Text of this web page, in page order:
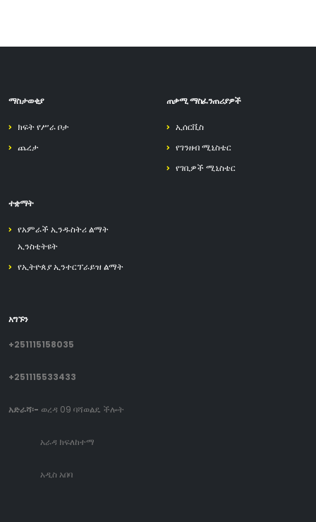
ማስታወቂያ
ክፍት የሥራ ቦታ
ጨረታ
ጠቃሚ ማስፈንጠሪያዎች
ኢሰርቪስ
የገንዘብ ሚኒስቴር
የገቢዎች ሚኒስቴር
ተቋማት
የአምራች ኢንዱስትሪ ልማት
ኢንስቲትዩት
የኢትዮጰያ ኢንተርፕራይዝ ልማት
አግኙን
+251115158035
+251115533433
አድራሻ፡- ወረዳ 09 ባሻወልዴ ችሎት
አራዳ ክፍለከተማ
አዲስ አበባ